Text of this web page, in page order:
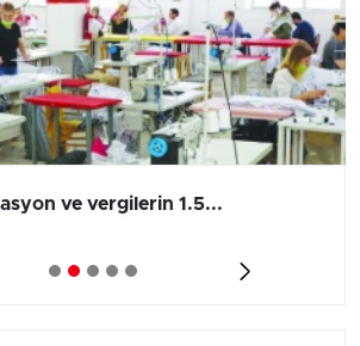
ve vergilerin 1.5...